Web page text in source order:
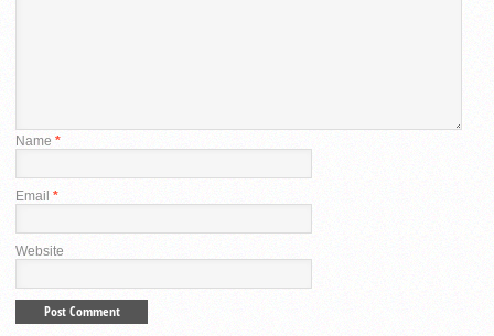
Name *
Email *
Website